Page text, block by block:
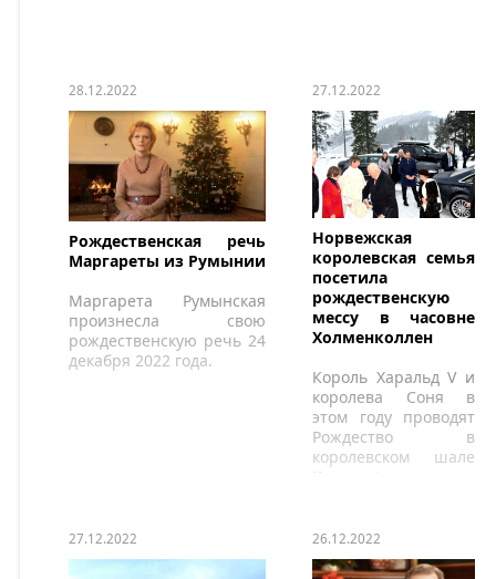
28.12.2022
Рождественская речь
Маргареты из Румынии
Маргарета Румынская
произнесла свою
рождественскую речь 24
декабря 2022 года.
27.12.2022
Норвежская
королевская семья
посетила
рождественскую
мессу в часовне
Холменколлен
Король Харальд V и
королева Соня в
этом году проводят
Рождество в
королевском шале
Kongsseteren.
27.12.2022 26.12.2022